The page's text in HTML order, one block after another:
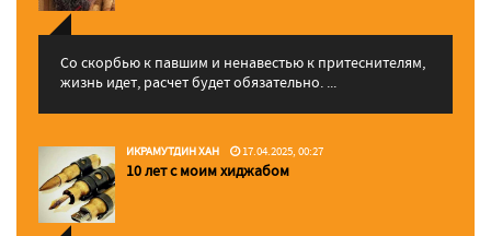
Со скорбью к павшим и ненавестью к притеснителям,
жизнь идет, расчет будет обязательно. ...
ИКРАМУТДИН ХАН 17.04.2025, 00:27
10 лет с моим хиджабом